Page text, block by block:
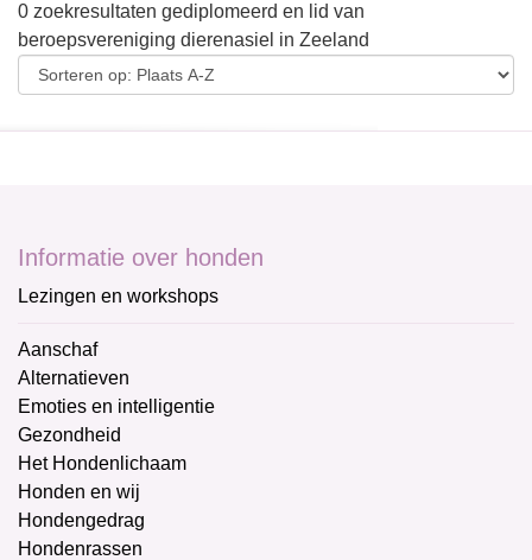
0 zoekresultaten gediplomeerd en lid van
beroepsvereniging dierenasiel in Zeeland
Informatie over honden
Lezingen en workshops
Aanschaf
Alternatieven
Emoties en intelligentie
Gezondheid
Het Hondenlichaam
Honden en wij
Hondengedrag
Hondenrassen